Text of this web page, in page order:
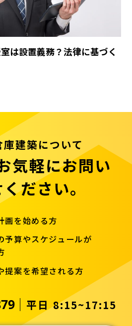
は設置義務？法律に基づく
建築について
気軽にお問い
ださい。
画を始める方
予算やスケジュールが
提案を希望される方
平日 8:15~17:15